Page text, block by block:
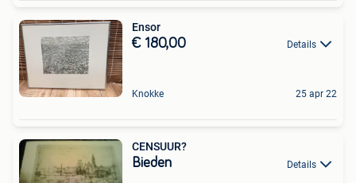
Ensor
€ 180,00 Details
Knokke 25 apr 22
CENSUUR?
Bieden Details